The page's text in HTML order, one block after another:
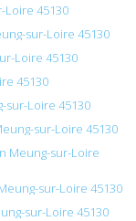
Loire 45130
sur-Loire 45130
Loire 45130
45130
sur-Loire 45130
sur-Loire 45130
Meung-sur-Loire
sur-Loire 45130
sur-Loire 45130